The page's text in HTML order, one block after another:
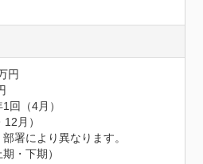
円
回（4月）
月）
署により異なります。
・下期）